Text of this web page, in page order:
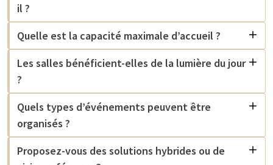
il ?
Quelle est la capacité maximale d’accueil ?
Les salles bénéficient-elles de la lumière du jour
?
Quels types d’événements peuvent être
organisés ?
Proposez-vous des solutions hybrides ou de